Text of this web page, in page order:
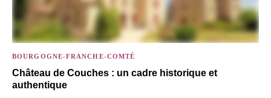
BOURGOGNE-FRANCHE-COMTÉ
Château de Couches : un cadre historique et
authentique